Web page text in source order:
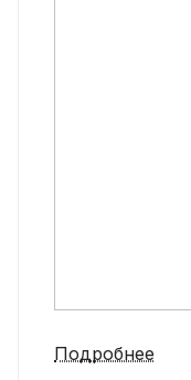
Подробнее